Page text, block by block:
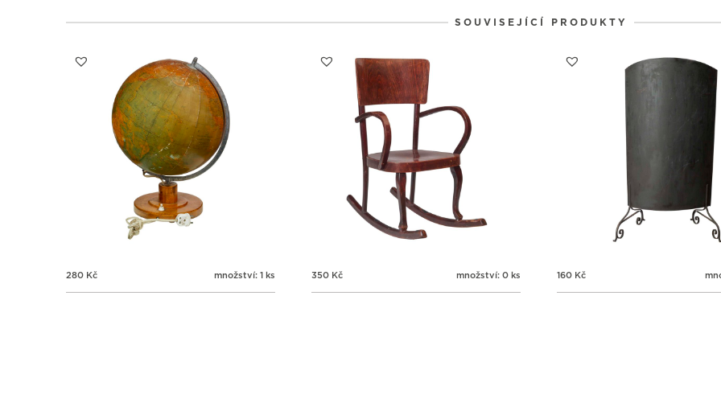
SOUVISEJÍCÍ PRODUKTY
280 Kč množství: 1 ks 350 Kč množství: 0 ks 160 Kč